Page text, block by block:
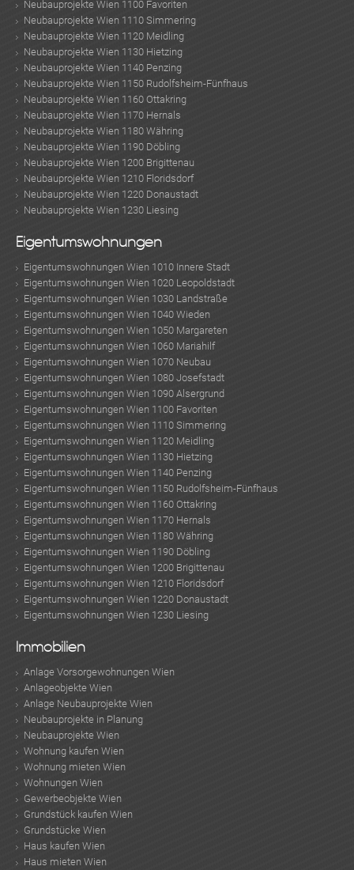
Neubauprojekte Wien 1100 Favoriten
Neubauprojekte Wien 1110 Simmering
Neubauprojekte Wien 1120 Meidling
Neubauprojekte Wien 1130 Hietzing
Neubauprojekte Wien 1140 Penzing
Neubauprojekte Wien 1150 Rudolfsheim-Fünfhaus
Neubauprojekte Wien 1160 Ottakring
Neubauprojekte Wien 1170 Hernals
Neubauprojekte Wien 1180 Währing
Neubauprojekte Wien 1190 Döbling
Neubauprojekte Wien 1200 Brigittenau
Neubauprojekte Wien 1210 Floridsdorf
Neubauprojekte Wien 1220 Donaustadt
Neubauprojekte Wien 1230 Liesing
Eigentumswohnungen
Eigentumswohnungen Wien 1010 Innere Stadt
Eigentumswohnungen Wien 1020 Leopoldstadt
Eigentumswohnungen Wien 1030 Landstraße
Eigentumswohnungen Wien 1040 Wieden
Eigentumswohnungen Wien 1050 Margareten
Eigentumswohnungen Wien 1060 Mariahilf
Eigentumswohnungen Wien 1070 Neubau
Eigentumswohnungen Wien 1080 Josefstadt
Eigentumswohnungen Wien 1090 Alsergrund
Eigentumswohnungen Wien 1100 Favoriten
Eigentumswohnungen Wien 1110 Simmering
Eigentumswohnungen Wien 1120 Meidling
Eigentumswohnungen Wien 1130 Hietzing
Eigentumswohnungen Wien 1140 Penzing
Eigentumswohnungen Wien 1150 Rudolfsheim-Fünfhaus
Eigentumswohnungen Wien 1160 Ottakring
Eigentumswohnungen Wien 1170 Hernals
Eigentumswohnungen Wien 1180 Währing
Eigentumswohnungen Wien 1190 Döbling
Eigentumswohnungen Wien 1200 Brigittenau
Eigentumswohnungen Wien 1210 Floridsdorf
Eigentumswohnungen Wien 1220 Donaustadt
Eigentumswohnungen Wien 1230 Liesing
Immobilien
Anlage Vorsorgewohnungen Wien
Anlageobjekte Wien
Anlage Neubauprojekte Wien
Neubauprojekte in Planung
Neubauprojekte Wien
Wohnung kaufen Wien
Wohnung mieten Wien
Wohnungen Wien
Gewerbeobjekte Wien
Grundstück kaufen Wien
Grundstücke Wien
Haus kaufen Wien
Haus mieten Wien